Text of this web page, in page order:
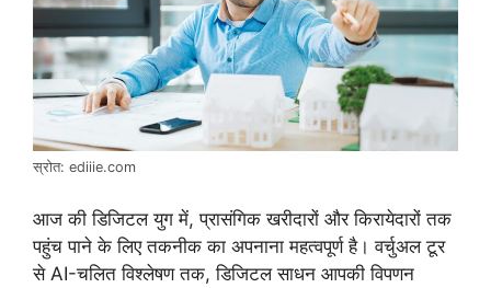
स्रोत: ediiie.com
आज की डिजिटल युग में, प्रासंगिक खरीदारों और किरायेदारों तक
पहुंच पाने के लिए तकनीक का अपनाना महत्वपूर्ण है। वर्चुअल टूर
से AI-चलित विश्लेषण तक, डिजिटल साधन आपकी विपणन